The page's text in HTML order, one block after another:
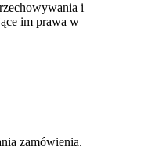
i
im prawa w
zamówienia.